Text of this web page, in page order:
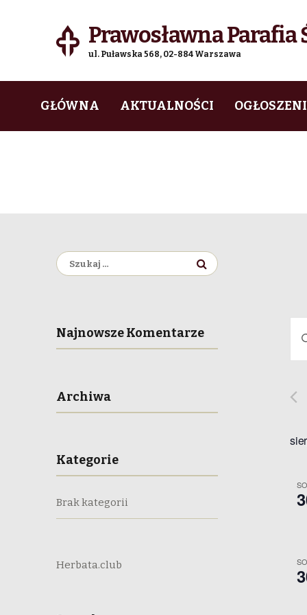
Prawosławna Parafia
ul. Puławska 568, 02-884 Warszawa
to
to
GŁÓWNA AKTUALNOŚCI
y
d
z
n
i
W
z
o
o
Szukaj:
Najnowsze Komentarze
Archiwa
Kategorie
Brak kategorii
Herbata.club